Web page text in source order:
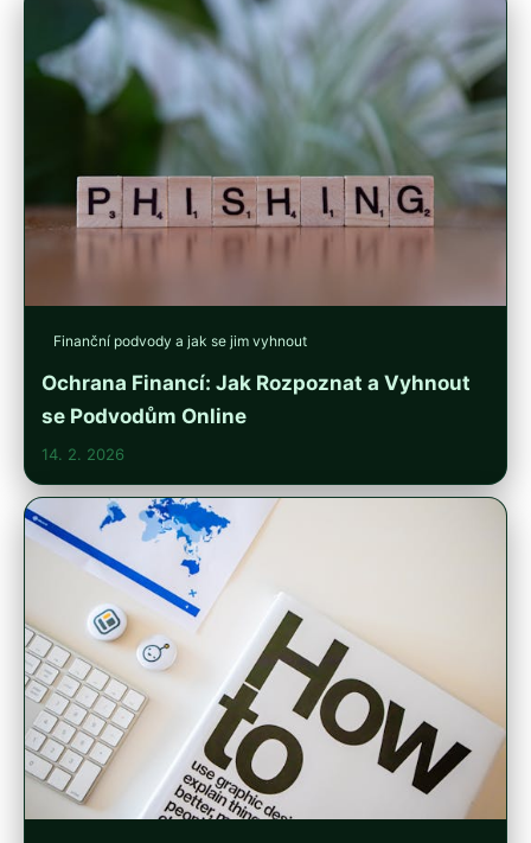
Finanční podvody a jak se jim vyhnout
Ochrana Financí: Jak Rozpoznat a Vyhnout
se Podvodům Online
14. 2. 2026